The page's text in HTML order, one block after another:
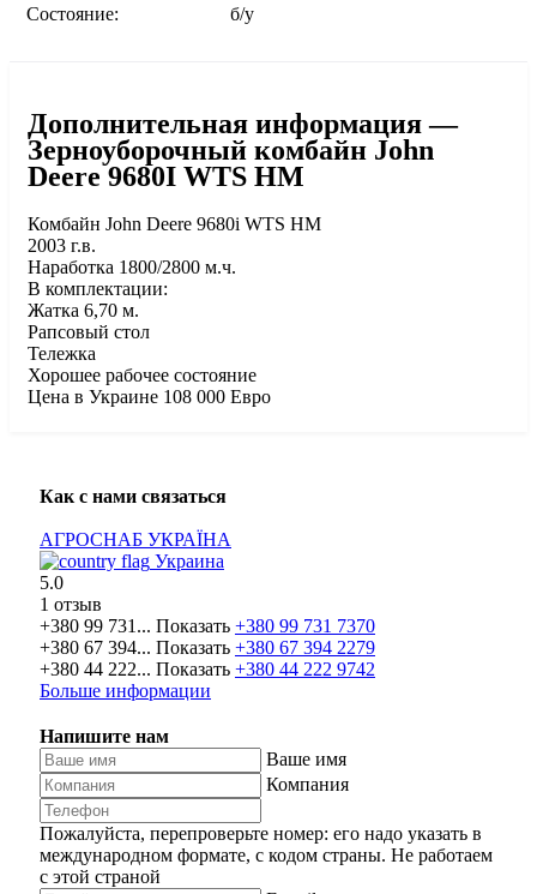
Состояние: б/у
Дополнительная информация —
Зерноуборочный комбайн John
Deere 9680I WTS HM
Комбайн John Deere 9680і WTS HM
2003 г.в.
Наработка 1800/2800 м.ч.
В комплектации:
Жатка 6,70 м.
Рапсовый стол
Тележка
Хорошее рабочее состояние
Цена в Украине 108 000 Евро
Как с нами связаться
АГРОСНАБ УКРАЇНА
Украина
5.0
1 отзыв
+380 99 731... Показать +380 99 731 7370
+380 67 394... Показать +380 67 394 2279
+380 44 222... Показать +380 44 222 9742
Больше информации
Напишите нам
Ваше имя
Компания
Пожалуйста, перепроверьте номер: его надо указать в
международном формате, с кодом страны. Не работаем
с этой страной